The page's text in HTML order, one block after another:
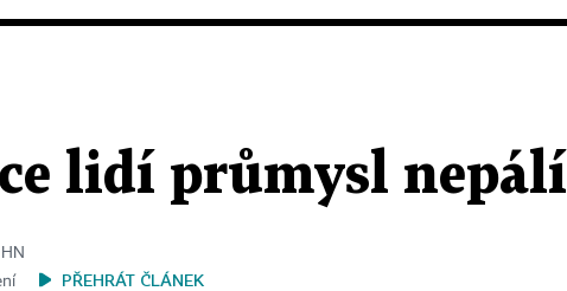
lidí průmysl nepálí
PŘEHRÁT ČLÁNEK